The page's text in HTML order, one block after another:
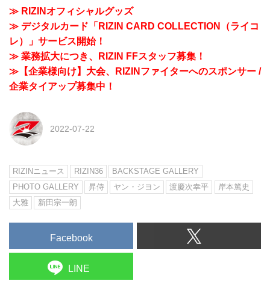
≫ RIZINオフィシャルグッズ
≫ デジタルカード「RIZIN CARD COLLECTION（ライコ
レ）」サービス開始！
≫ 業務拡大につき、RIZIN FFスタッフ募集！
≫【企業様向け】大会、RIZINファイターへのスポンサー /
企業タイアップ募集中！
2022-07-22
RIZINニュース RIZIN36
BACKSTAGE GALLERY
PHOTO GALLERY
昇侍 ヤン・ジヨン 渡慶次幸平
岸本篤史
大雅
新田宗一朗
Facebook
LINE